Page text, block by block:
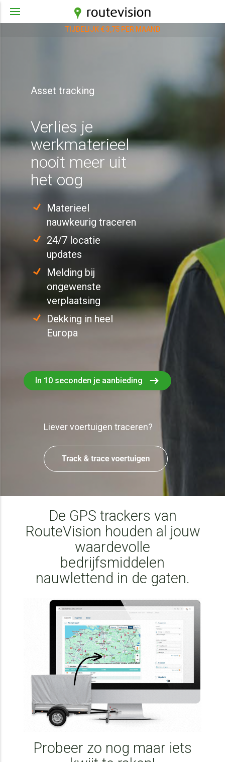
TIJDELIJK € 3,75 PER MAAND
Asset tracking
Verlies je
werkmaterieel
nooit meer uit
het oog
Materieel
nauwkeurig traceren
24/7 locatie
updates
Melding bij
ongewenste
verplaatsing
Dekking in heel
Europa
In 10 seconden je aanbieding
Liever voertuigen traceren?
De GPS trackers van
RouteVision houden al jouw
waardevolle
bedrijfsmiddelen
nauwlettend in de gaten.
Probeer zo nog maar iets